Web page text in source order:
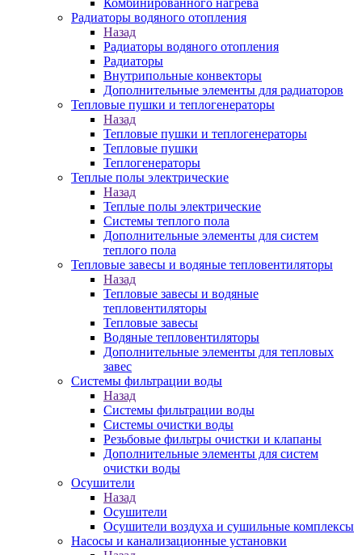
Комбинированного нагрева
Радиаторы водяного отопления
Назад
Радиаторы водяного отопления
Радиаторы
Внутрипольные конвекторы
Дополнительные элементы для радиаторов
Тепловые пушки и теплогенераторы
Назад
Тепловые пушки и теплогенераторы
Тепловые пушки
Теплогенераторы
Теплые полы электрические
Назад
Теплые полы электрические
Системы теплого пола
Дополнительные элементы для систем
теплого пола
Тепловые завесы и водяные тепловентиляторы
Назад
Тепловые завесы и водяные
тепловентиляторы
Тепловые завесы
Водяные тепловентиляторы
Дополнительные элементы для тепловых
завес
Системы фильтрации воды
Назад
Системы фильтрации воды
Системы очистки воды
Резьбовые фильтры очистки и клапаны
Дополнительные элементы для систем
очистки воды
Осушители
Назад
Осушители
Осушители воздуха и сушильные комплексы
Насосы и канализационные установки